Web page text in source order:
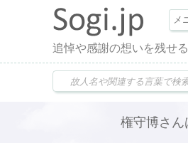
追悼や感謝の想いを残せ
権守博さん